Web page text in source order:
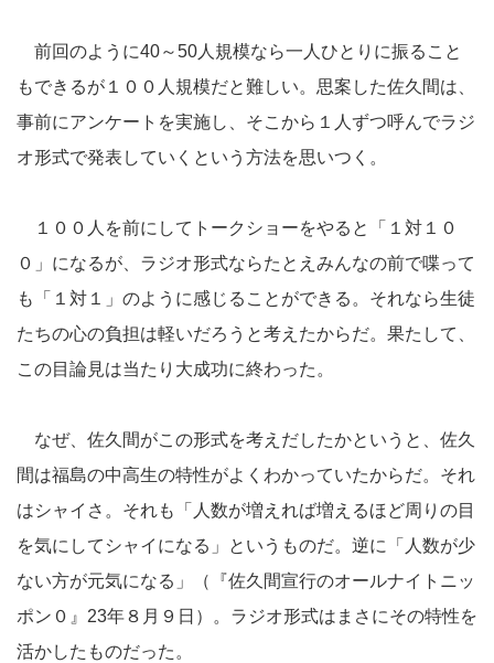
前回のように40～50人規模なら一人ひとりに振ること
もできるが１００人規模だと難しい。思案した佐久間は、
事前にアンケートを実施し、そこから１人ずつ呼んでラジ
オ形式で発表していくという方法を思いつく。
１００人を前にしてトークショーをやると「１対１０
０」になるが、ラジオ形式ならたとえみんなの前で喋って
も「１対１」のように感じることができる。それなら生徒
たちの心の負担は軽いだろうと考えたからだ。果たして、
この目論見は当たり大成功に終わった。
なぜ、佐久間がこの形式を考えだしたかというと、佐久
間は福島の中高生の特性がよくわかっていたからだ。それ
はシャイさ。それも「人数が増えれば増えるほど周りの目
を気にしてシャイになる」というものだ。逆に「人数が少
ない方が元気になる」（『佐久間宣行のオールナイトニッ
ポン０』23年８月９日）。ラジオ形式はまさにその特性を
活かしたものだった。